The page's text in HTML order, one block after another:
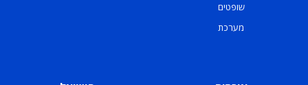
שופטים
מערכת